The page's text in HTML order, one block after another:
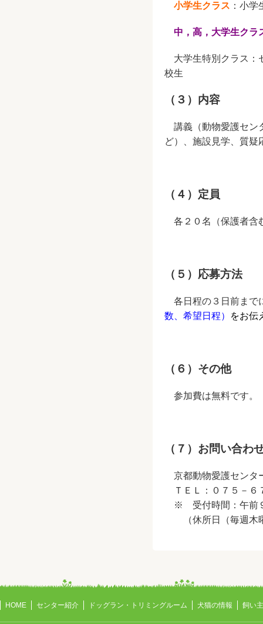
小学生クラス ：小学
中，高，大学生クラ
大学生特別クラス：
校生
（３）内容
講義（動物愛護セン
ど）、施設見学、質疑
（４）定員
各２０名（保護者含
（５）応募方法
各日程の３日前まで
数、希望日程）
をお伝
（６）その他
参加費は無料です。
（７）お問い合わ
京都動物愛護セン
ＴＥＬ：０７５－
※ 受付時間：午前
（休所日（毎週木曜
HOME センター紹介 ドッグラン・トリミングルーム 犬猫の情報 飼い